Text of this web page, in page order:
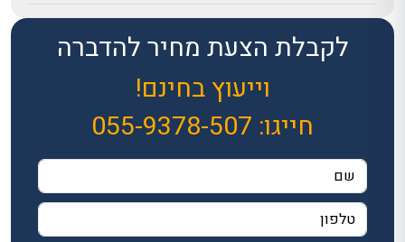
לקבלת הצעת מחיר להדברה
וייעוץ בחינם!
חייגו: 055-9378-507